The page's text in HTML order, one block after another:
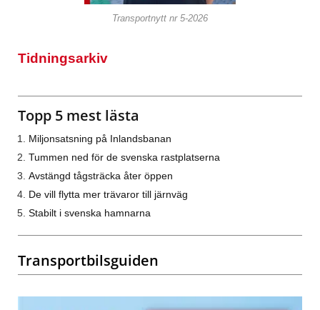
Transportnytt nr 5-2026
Tidningsarkiv
Topp 5 mest lästa
Miljonsatsning på Inlandsbanan
Tummen ned för de svenska rastplatserna
Avstängd tågsträcka åter öppen
De vill flytta mer trävaror till järnväg
Stabilt i svenska hamnarna
Transportbilsguiden